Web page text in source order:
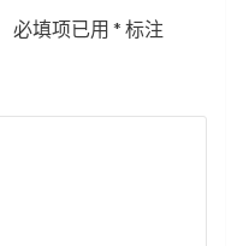
必填项已用 * 标注